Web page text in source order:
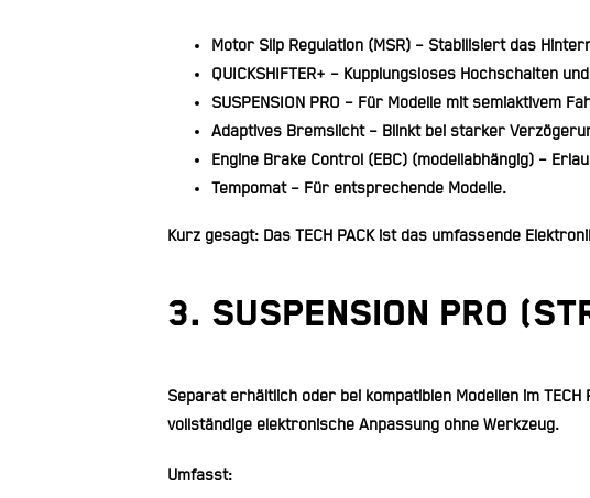
Motor Slip Regulation (MSR) – Stabilisiert das
QUICKSHIFTER+ – Kupplungsloses Hochschalten
SUSPENSION PRO – Für Modelle mit semiaktivem
Adaptives Bremslicht – Blinkt bei starker
Engine Brake Control (EBC) (modellabhängig) –
Tempomat– Für entsprechende Modelle.
Kurz gesagt: Das TECH PACK ist das umfassende
3. SUSPENSION PRO
Separat erhältlich oder bei kompatiblen Modellen im
vollständige elektronische Anpassung ohne Werkzeug.
Umfasst: